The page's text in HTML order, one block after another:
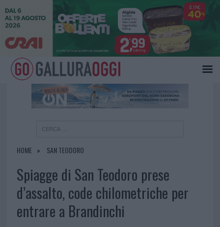
HOME SAN TEODORO
Spiagge di San Teodoro prese
d’assalto, code chilometriche per
entrare a Brandinchi
×